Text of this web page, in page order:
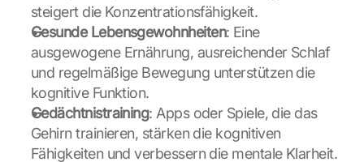
steigert die Konzentrationsfähigkeit.
Gesunde Lebensgewohnheiten: Eine
ausgewogene Ernährung, ausreichender Schlaf
und regelmäßige Bewegung unterstützen die
kognitive Funktion.
Gedächtnistraining: Apps oder Spiele, die das
Gehirn trainieren, stärken die kognitiven
Fähigkeiten und verbessern die mentale Klarheit.
a
p
-
K
a
r